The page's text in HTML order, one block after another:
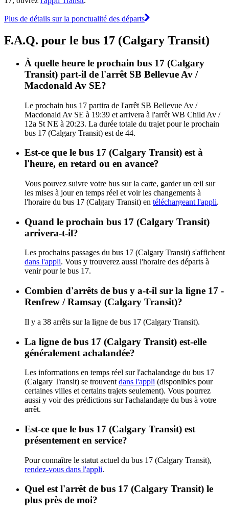
Plus de détails sur la ponctualité des départs
F.A.Q. pour le bus 17 (Calgary Transit)
À quelle heure le prochain bus 17 (Calgary
Transit) part-il de l'arrêt SB Bellevue Av /
Macdonald Av SE?
Le prochain bus 17 partira de l'arrêt SB Bellevue Av /
Macdonald Av SE à 19:39 et arrivera à l'arrêt WB Child Av /
12a St NE à 20:23. La durée totale du trajet pour le prochain
bus 17 (Calgary Transit) est de 44.
Est-ce que le bus 17 (Calgary Transit) est à
l'heure, en retard ou en avance?
Vous pouvez suivre votre bus sur la carte, garder un œil sur
les mises à jour en temps réel et voir les changements à
l'horaire du bus 17 (Calgary Transit) en téléchargeant l'appli.
Quand le prochain bus 17 (Calgary Transit)
arrivera-t-il?
Les prochains passages du bus 17 (Calgary Transit) s'affichent
dans l'appli. Vous y trouverez aussi l'horaire des départs à
venir pour le bus 17.
Combien d'arrêts de bus y a-t-il sur la ligne 17 -
Renfrew / Ramsay (Calgary Transit)?
Il y a 38 arrêts sur la ligne de bus 17 (Calgary Transit).
La ligne de bus 17 (Calgary Transit) est-elle
généralement achalandée?
Les informations en temps réel sur l'achalandage du bus 17
(Calgary Transit) se trouvent dans l'appli (disponibles pour
certaines villes et certains trajets seulement). Vous pourrez
aussi y voir des prédictions sur l'achalandage du bus à votre
arrêt.
Est-ce que le bus 17 (Calgary Transit) est
présentement en service?
Pour connaître le statut actuel du bus 17 (Calgary Transit),
rendez-vous dans l'appli.
Quel est l'arrêt de bus 17 (Calgary Transit) le
plus près de moi?